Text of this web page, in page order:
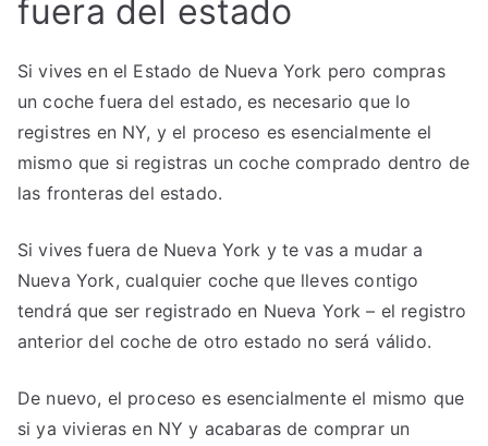
fuera del estado
Si vives en el Estado de Nueva York pero compras
un coche fuera del estado, es necesario que lo
registres en NY, y el proceso es esencialmente el
mismo que si registras un coche comprado dentro de
las fronteras del estado.
Si vives fuera de Nueva York y te vas a mudar a
Nueva York, cualquier coche que lleves contigo
tendrá que ser registrado en Nueva York – el registro
anterior del coche de otro estado no será válido.
De nuevo, el proceso es esencialmente el mismo que
si ya vivieras en NY y acabaras de comprar un